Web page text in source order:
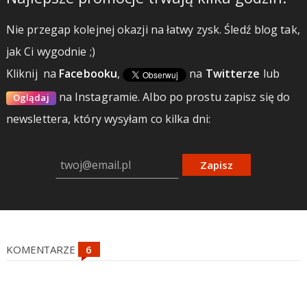
Nie przegap kolejnej okazji na łatwy zysk. Śledź blog tak,
jak Ci wygodnie ;)
Kliknij na Facebooku, na Twitterze lub
Oglądaj na Instagramie.Albo po prostu zapisz się do
newslettera, który wysyłam co kilka dni:
Zapisz
KOMENTARZE